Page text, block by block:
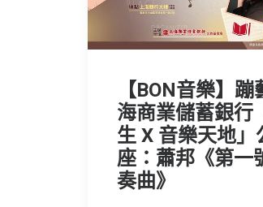
【BON音樂】
海商業儲蓄銀行
生 X 音樂天地」
座：蕭邦《第一
奏曲》